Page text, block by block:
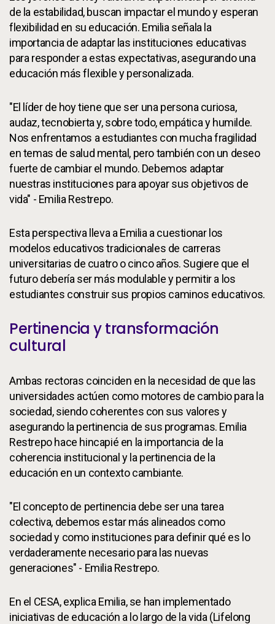
de la estabilidad, buscan impactar el mundo y esperan
flexibilidad en su educación. Emilia señala la
importancia de adaptar las instituciones educativas
para responder a estas expectativas, asegurando una
educación más flexible y personalizada.
"El líder de hoy tiene que ser una persona curiosa,
audaz, tecnobierta y, sobre todo, empática y humilde.
Nos enfrentamos a estudiantes con mucha fragilidad
en temas de salud mental, pero también con un deseo
fuerte de cambiar el mundo. Debemos adaptar
nuestras instituciones para apoyar sus objetivos de
vida" - Emilia Restrepo.
Esta perspectiva lleva a Emilia a cuestionar los
modelos educativos tradicionales de carreras
universitarias de cuatro o cinco años. Sugiere que el
futuro debería ser más modulable y permitir a los
estudiantes construir sus propios caminos educativos.
Pertinencia y transformación
cultural
Ambas rectoras coinciden en la necesidad de que las
universidades actúen como motores de cambio para la
sociedad, siendo coherentes con sus valores y
asegurando la pertinencia de sus programas. Emilia
Restrepo hace hincapié en la importancia de la
coherencia institucional y la pertinencia de la
educación en un contexto cambiante.
"El concepto de pertinencia debe ser una tarea
colectiva, debemos estar más alineados como
sociedad y como instituciones para definir qué es lo
verdaderamente necesario para las nuevas
generaciones" - Emilia Restrepo.
En el CESA, explica Emilia, se han implementado
iniciativas de educación a lo largo de la vida (Lifelong